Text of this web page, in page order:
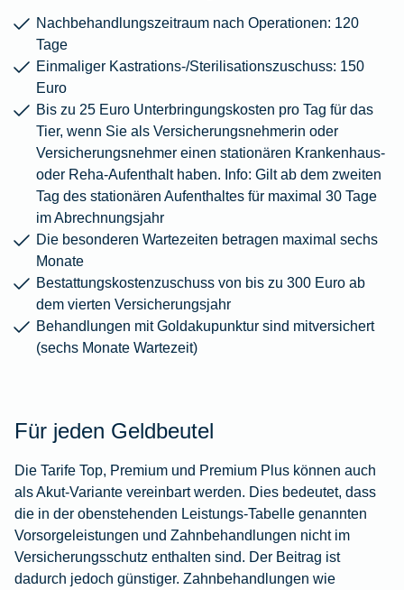
Nachbehandlungszeitraum nach Operationen: 120
Tage
Einmaliger Kastrations-/Sterilisationszuschuss: 150
Euro
Bis zu 25 Euro Unterbringungskosten pro Tag für das
Tier, wenn Sie als Versicherungsnehmerin oder
Versicherungsnehmer einen stationären Krankenhaus-
oder Reha-Aufenthalt haben. Info: Gilt ab dem zweiten
Tag des stationären Aufenthaltes für maximal 30 Tage
im Abrechnungsjahr
Die besonderen Wartezeiten betragen maximal sechs
Monate
Bestattungskostenzuschuss von bis zu 300 Euro ab
dem vierten Versicherungsjahr
Behandlungen mit Goldakupunktur sind mitversichert
(sechs Monate Wartezeit)
Für jeden Geldbeutel
Die Tarife Top, Premium und Premium Plus können auch
als Akut-Variante vereinbart werden. Dies bedeutet, dass
die in der obenstehenden Leistungs-Tabelle genannten
Vorsorgeleistungen und Zahnbehandlungen nicht im
Versicherungsschutz enthalten sind. Der Beitrag ist
dadurch jedoch günstiger. Zahnbehandlungen wie